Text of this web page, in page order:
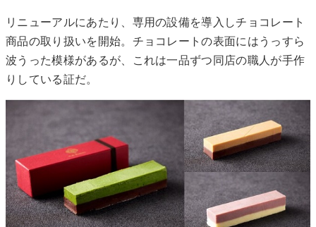
リニューアルにあたり、専用の設備を導入しチョコレート
商品の取り扱いを開始。チョコレートの表面にはうっすら
波うった模様があるが、これは一品ずつ同店の職人が手作
りしている証だ。